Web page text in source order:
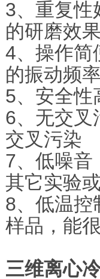
3、重复性
的研磨效
4、操作简
的振动频
5、安全性
6、无交叉
交叉污染
7、低噪音
其它实验
8、低温控
样品，能
三维离心